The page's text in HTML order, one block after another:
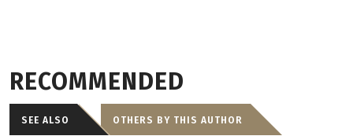
RECOMMENDED
SEE ALSO OTHERS BY THIS AUTHOR